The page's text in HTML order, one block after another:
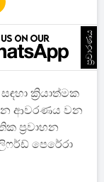
ප්‍රචාරණය
ක්‍රියාත්මක
ආවරණය වන
ප්‍රවාහන
පෙරේරා